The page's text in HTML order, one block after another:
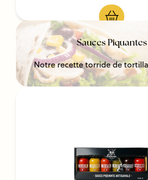
Sauces Piquantes
Notre recette torride de